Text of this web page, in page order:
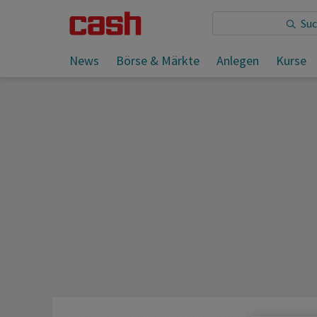
News Börse & Märkte Anlegen Kurse
Sie lesen: